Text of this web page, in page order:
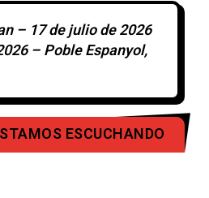
– 17 de julio de 2026
– Poble Espanyol,
ESCUCHANDO